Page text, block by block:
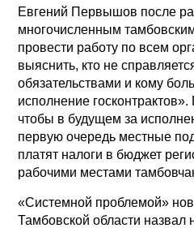
Евгений Первышов после
многочисленным
провести работу по всем
выяснить, кто не
обязательствами и кому
исполнение
чтобы в будущем за
первую очередь местные
платят налоги в бюджет
рабочими местами
«Системной проблемой»
Тамбовской области назвал